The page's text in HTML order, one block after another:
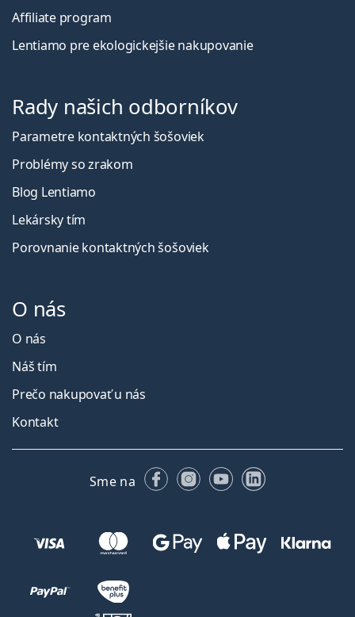
Affiliate program
Lentiamo pre ekologickejšie nakupovanie
Rady našich odborníkov
Parametre kontaktných šošoviek
Problémy so zrakom
Blog Lentiamo
Lekársky tím
Porovnanie kontaktných šošoviek
O nás
O nás
Náš tím
Prečo nakupovať u nás
Kontakt
Sme na FacebookuInstagrame
YouTubeLinkedIn